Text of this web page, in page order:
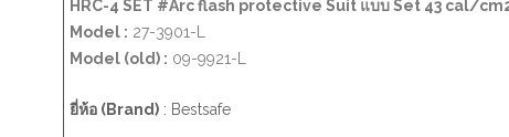
HRC-4 SET #Arc flash protective Suit แบบ Set 43 cal/
Model : 27-3901-L
Model (old) : 09-9921-L
ยี่ห้อ (Brand) : Bestsafe